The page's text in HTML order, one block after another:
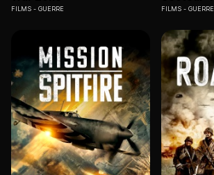
FILMS GUERRE FILMS GUERRE